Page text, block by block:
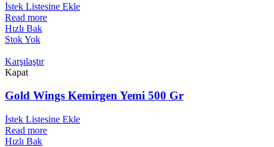
İstek Listesine Ekle
Read more
Hızlı Bak
Stok Yok
Karşılaştır
Kapat
Gold Wings Kemirgen Yemi 500 Gr
İstek Listesine Ekle
Read more
Hızlı Bak